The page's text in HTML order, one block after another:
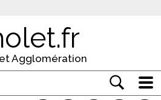
Agglomération